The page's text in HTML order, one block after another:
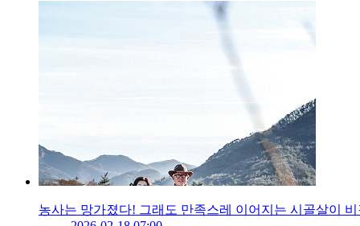
농사는 망가졌다! 그래도 만족스레 이어지는 시골살이 비